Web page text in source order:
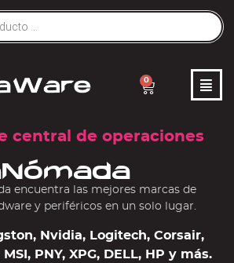
0
central de operaciones
encuentra las mejores marcas de
y periféricos en un solo lugar.
Nvidia, Logitech, Corsair,
PNY, XPG, DELL, HP y más.